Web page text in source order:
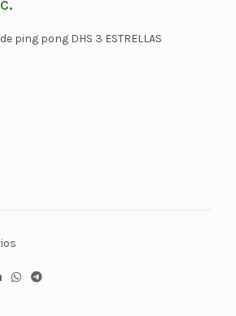
ping pong DHS 3 ESTRELLAS